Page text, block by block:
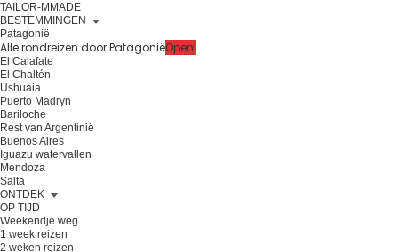
TAILOR-MMADE
BESTEMMINGEN
Patagonië
Alle rondreizen door PatagoniëOpen!
El Calafate
El Chaltén
Ushuaia
Puerto Madryn
Bariloche
Rest van Argentinië
Buenos Aires
Iguazu watervallen
Mendoza
Salta
ONTDEK
OP TIJD
Weekendje weg
1 week reizen
2 weken reizen